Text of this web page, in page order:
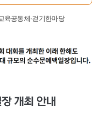
육공동체·걷기한마당
개최 안내